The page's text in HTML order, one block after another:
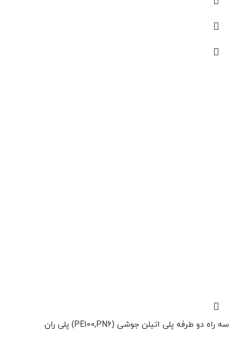
سه راه دو طرفه پلی اتیلن جوشی (PE100,PN6) پلی ران